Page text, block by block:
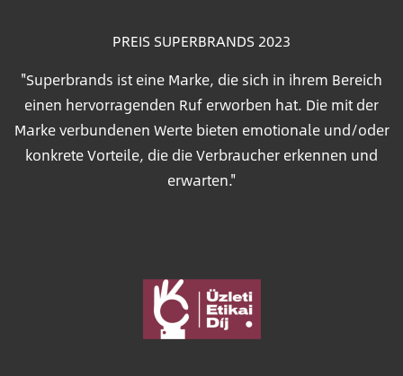
PREIS SUPERBRANDS 2023
"Superbrands ist eine Marke, die sich in ihrem Bereich
einen hervorragenden Ruf erworben hat. Die mit der
Marke verbundenen Werte bieten emotionale und/oder
konkrete Vorteile, die die Verbraucher erkennen und
erwarten."